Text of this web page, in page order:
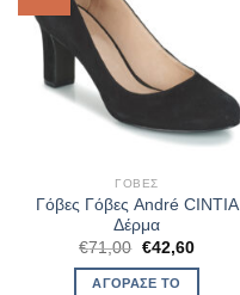
ΓΌΒΕΣ
Γόβες Γόβες André CINTIA
Δέρμα
€71,00 Original
price
was:
€42,60Η
ΑΓΌΡΑΣΈ ΤΟ